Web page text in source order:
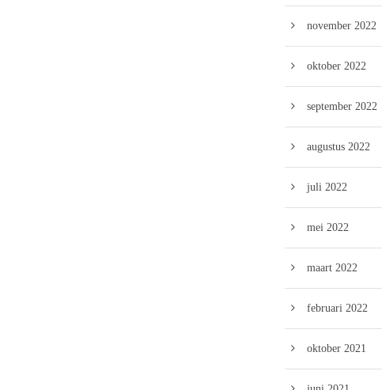
november 2022
oktober 2022
september 2022
augustus 2022
juli 2022
mei 2022
maart 2022
februari 2022
oktober 2021